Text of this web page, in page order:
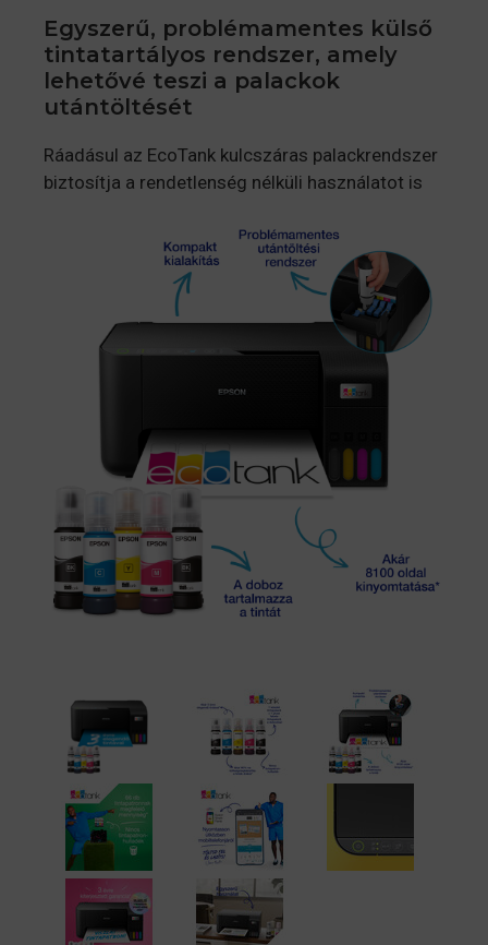
Egyszerű, problémamentes külső
tintatartályos rendszer, amely
lehetővé teszi a palackok
utántöltését
Ráadásul az EcoTank kulcszáras palackrendszer
biztosítja a rendetlenség nélküli használatot is